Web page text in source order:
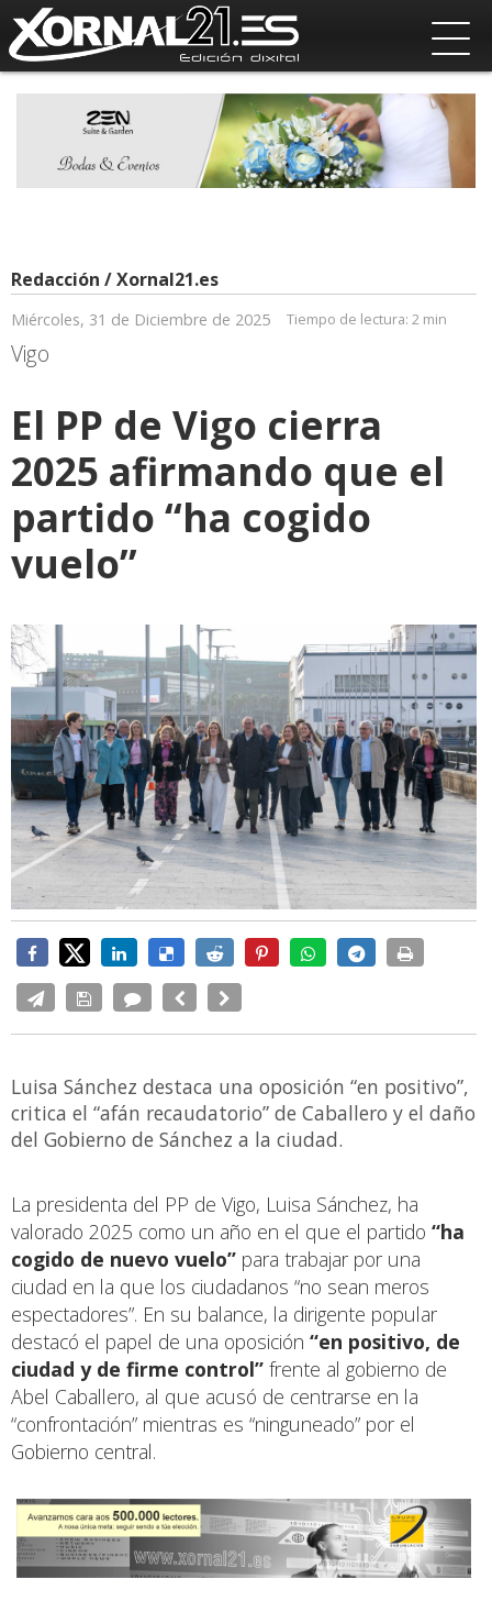
Redacción / Xornal21.es
Miércoles, 31 de Diciembre de 2025 Tiempo de lectura: 2 min
Vigo
El PP de Vigo cierra
2025 afirmando que el
partido “ha cogido
vuelo”
Luisa Sánchez destaca una oposición “en positivo”,
critica el “afán recaudatorio” de Caballero y el daño
del Gobierno de Sánchez a la ciudad.
La presidenta del PP de Vigo, Luisa Sánchez, ha
valorado 2025 como un año en el que el partido “ha
cogido de nuevo vuelo” para trabajar por una
ciudad en la que los ciudadanos “no sean meros
espectadores”. En su balance, la dirigente popular
destacó el papel de una oposición “en positivo, de
ciudad y de firme control” frente al gobierno de
Abel Caballero, al que acusó de centrarse en la
“confrontación” mientras es “ninguneado” por el
Gobierno central.